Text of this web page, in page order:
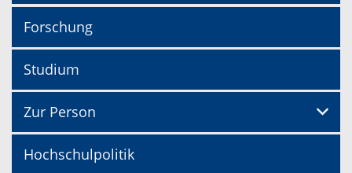
Forschung
Studium
Zur Person
Hochschulpolitik